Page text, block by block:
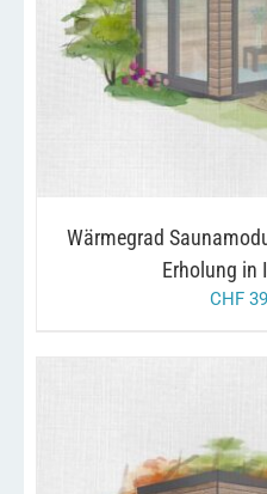
IN DEN
Wärmegrad
Erholung in
CHF